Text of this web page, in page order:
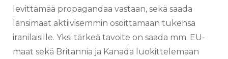
levittämää propagandaa vastaan, sekä saada
länsimaat aktiivisemmin osoittamaan tukensa
iranilaisille. Yksi tärkeä tavoite on saada mm. EU-
maat sekä Britannia ja Kanada luokittelemaan